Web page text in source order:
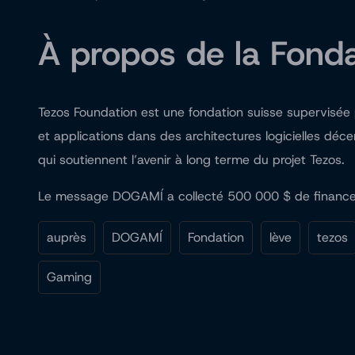
À propos de la
Tezos Foundation est une fondation suisse
et applications dans des architectures logicielles
qui soutiennent l’avenir à long terme du projet Tezos.
Le message DOGAMÍ a collecté 500 000 $ de
auprès DOGAMÍ Fondation lève tezos
Gaming